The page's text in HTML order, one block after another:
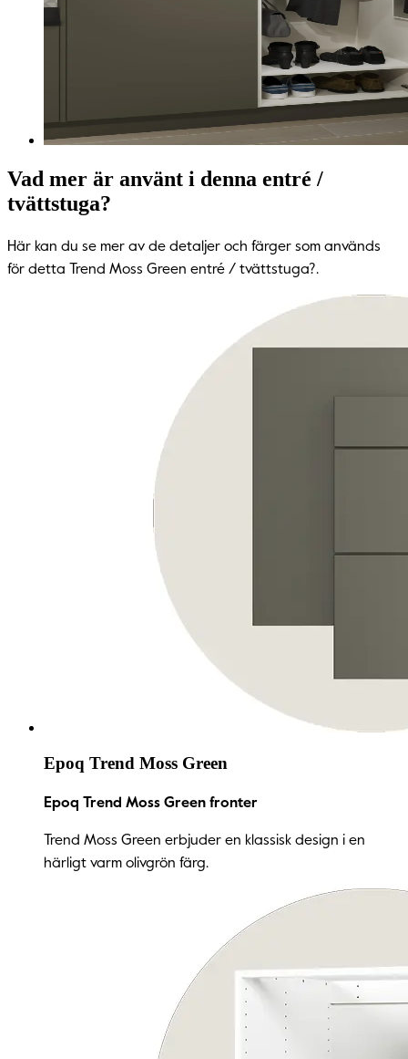
Vad mer är använt i denna entré /
tvättstuga?
Här kan du se mer av de detaljer och färger som används
för detta Trend Moss Green entré / tvättstuga?.
Epoq Trend Moss Green
Epoq Trend Moss Green fronter
Trend Moss Green erbjuder en klassisk design i en
härligt varm olivgrön färg.